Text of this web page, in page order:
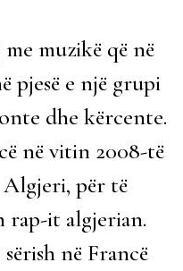
muzikë që në
pjesë e një grupi
dhe kërcente.
në vitin 2008-të
për të
rap-it algjerian.
në Francë